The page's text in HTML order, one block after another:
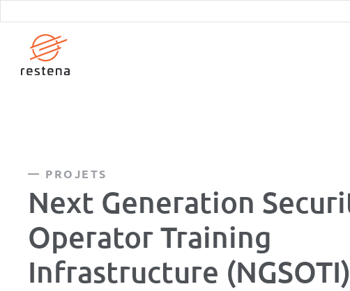
contenu
principal
PROJETS
Next Generation
Operator Training
Infrastructure (NGSOTI)